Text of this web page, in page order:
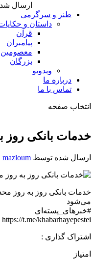
ارسال
طنز و سرگرمی
داستان و
قرآن
پیامبران
معصومین
بزرگان
ویدویو
درباره ما
تماس با ما
انتخاب صفحه
خون
شمال
خدمات بانکی روز
ارسال شده توسط mazloum
خدمات بانکی روز به روز
می‌شود
#خبرهای_پسته‌ای
https://t.me/khabarhayepestei
اشتراک گذاری :
امتیاز